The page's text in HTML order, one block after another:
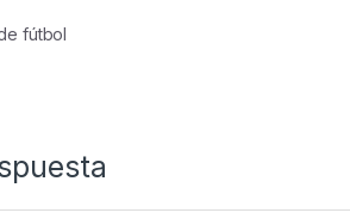
de entradas
fútbol